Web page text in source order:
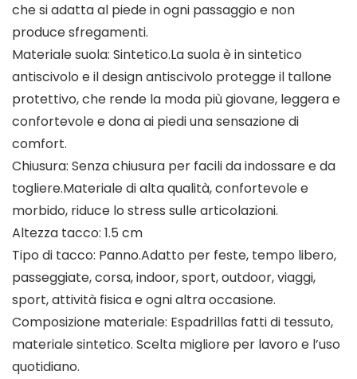
che si adatta al piede in ogni passaggio e non
produce sfregamenti.
Materiale suola: Sintetico.La suola è in sintetico
antiscivolo e il design antiscivolo protegge il tallone
protettivo, che rende la moda più giovane, leggera e
confortevole e dona ai piedi una sensazione di
comfort.
Chiusura: Senza chiusura per facili da indossare e da
togliere.Materiale di alta qualità, confortevole e
morbido, riduce lo stress sulle articolazioni.
Altezza tacco: 1.5 cm
Tipo di tacco: Panno.Adatto per feste, tempo libero,
passeggiate, corsa, indoor, sport, outdoor, viaggi,
sport, attività fisica e ogni altra occasione.
Composizione materiale: Espadrillas fatti di tessuto,
materiale sintetico. Scelta migliore per lavoro e l’uso
quotidiano.